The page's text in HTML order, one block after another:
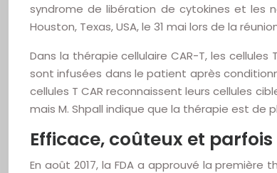
syndrome de libération de cytokines et les
Houston, Texas, USA, le 31 mai lors de la
Dans la thérapie cellulaire CAR-T, les
sont infusées dans le patient après
cellules T CAR reconnaissent leurs cellules
mais M. Shpall indique que la thérapie est
Efficace, coûteux et
En août 2017, la FDA a approuvé la